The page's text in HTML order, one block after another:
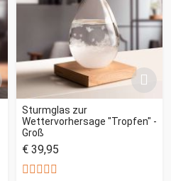
Sturmglas zur
Wettervorhersage "Tropfen" -
Groß
€ 39,95